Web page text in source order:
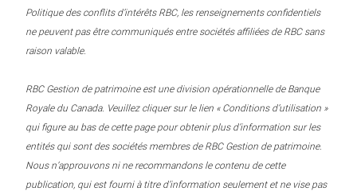
Politique des conflits d’intérêts RBC, les renseignements confidentiels
ne peuvent pas être communiqués entre sociétés affiliées de RBC sans
raison valable.
RBC Gestion de patrimoine est une division opérationnelle de Banque
Royale du Canada. Veuillez cliquer sur le lien « Conditions d’utilisation »
qui figure au bas de cette page pour obtenir plus d’information sur les
entités qui sont des sociétés membres de RBC Gestion de patrimoine.
Nous n’approuvons ni ne recommandons le contenu de cette
publication, qui est fourni à titre d’information seulement et ne vise pas